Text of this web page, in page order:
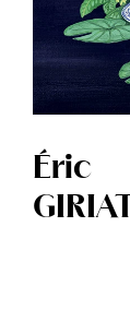
Éric
GIRIAT